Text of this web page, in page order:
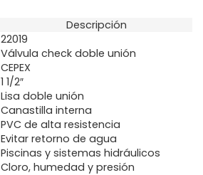
Descripción
22019
Válvula check doble unión
CEPEX
1 1/2″
Lisa doble unión
Canastilla interna
PVC de alta resistencia
Evitar retorno de agua
Piscinas y sistemas hidráulicos
Cloro, humedad y presión